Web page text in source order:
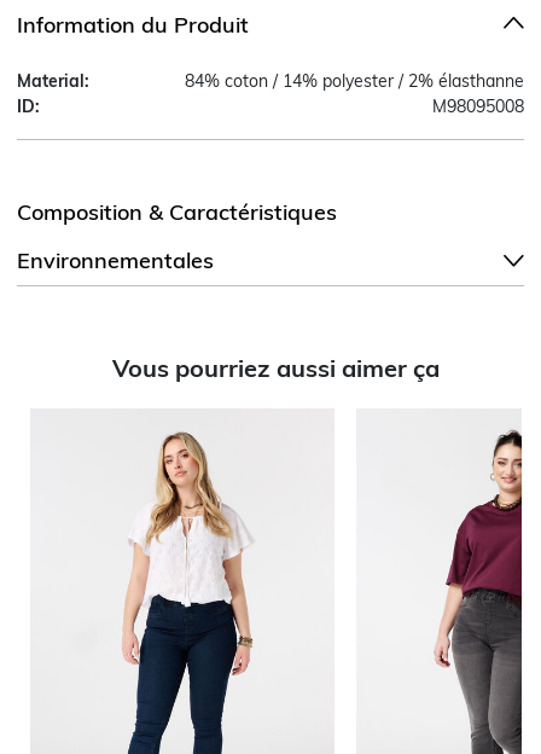
Information du Produit
Material:
84% coton / 14% polyester / 2% élasthanne
ID:
M98095008
Composition & Caractéristiques
Environnementales
Vous pourriez aussi aimer ça